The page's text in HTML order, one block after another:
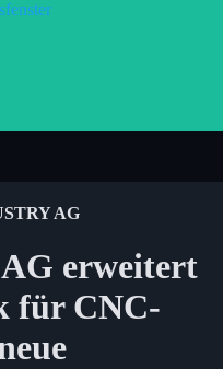
AG
erweitert
für CNC-